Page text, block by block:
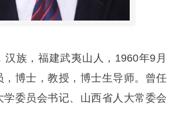
族，福建武夷山人，1960年9月
，博士，教授，博士生导师。曾任
学委员会书记、山西省人大常委会